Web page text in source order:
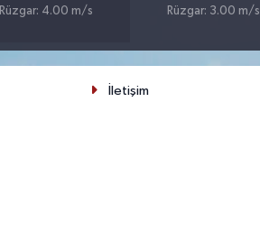
Rüzgar: 4.00 m/s
Rüzgar: 3.00 m/s
İletişim